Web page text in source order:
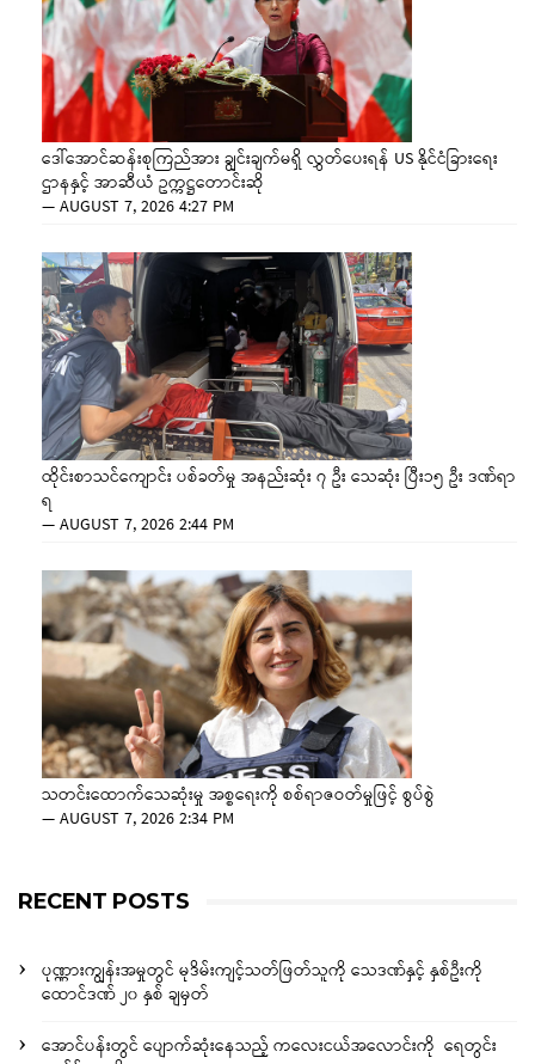
ဒေါ်အောင်ဆန်းစုကြည်အား ချွင်းချက်မရှိ လွှတ်ပေးရန် US နိုင်ငံခြားရေး
ဌာနနှင့် အာဆီယံ ဥက္ကဋ္ဌတောင်းဆို
—AUGUST 7, 2026 4:27 PM
ထိုင်းစာသင်ကျောင်း ပစ်ခတ်မှု အနည်းဆုံး ၇ ဦး သေဆုံး ပြီး၁၅ ဦး ဒဏ်ရာ
ရ
—AUGUST 7, 2026 2:44 PM
သတင်းထောက်သေဆုံးမှု အစ္စရေးကို စစ်ရာဇဝတ်မှုဖြင့် စွပ်စွဲ
—AUGUST 7, 2026 2:34 PM
RECENT POSTS
ပုဏ္ဏားကျွန်းအမှုတွင် မုဒိမ်းကျင့်သတ်ဖြတ်သူကို သေဒဏ်နှင့် နှစ်ဦးကို
ထောင်ဒဏ် ၂၀ နှစ် ချမှတ်
အောင်ပန်းတွင် ပျောက်ဆုံးနေသည့် ကလေးငယ်အလောင်းကို ရေတွင်း